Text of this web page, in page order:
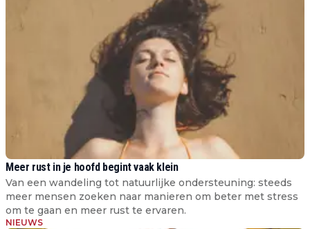
Meer rust in je hoofd begint vaak klein
Van een wandeling tot natuurlijke ondersteuning: steeds
meer mensen zoeken naar manieren om beter met stress
om te gaan en meer rust te ervaren.
NIEUWS